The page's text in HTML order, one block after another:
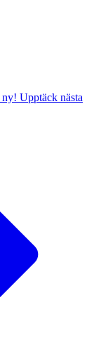
ny! Upptäck nästa